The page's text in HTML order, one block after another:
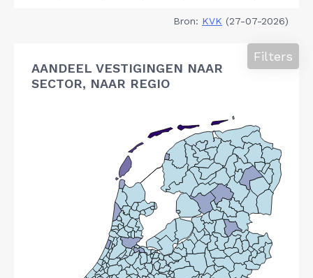
Bron: KVK (27-07-2026)
AANDEEL VESTIGINGEN NAAR
SECTOR, NAAR REGIO
Filters